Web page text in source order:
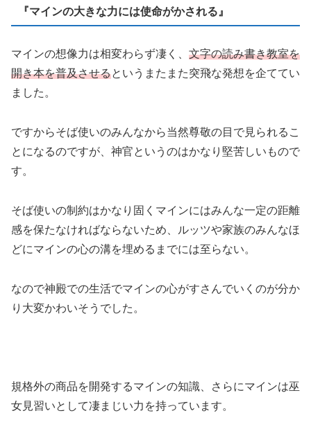
『マインの大きな力には使命がかされる』
マインの想像力は相変わらず凄く、 文字の読み書き教室を
開き本を普及させるというまたまた突飛な発想を企ててい
ました。
ですからそば使いのみんなから当然尊敬の目で見られるこ
とになるのですが、神官というのはかなり堅苦しいもので
す。
そば使いの制約はかなり固くマインにはみんな一定の距離
感を保たなければならないため、ルッツや家族のみんなほ
どにマインの心の溝を埋めるまでには至らない。
なので神殿での生活でマインの心がすさんでいくのが分か
り大変かわいそうでした。
規格外の商品を開発するマインの知識、さらにマインは巫
女見習いとして凄まじい力を持っています。